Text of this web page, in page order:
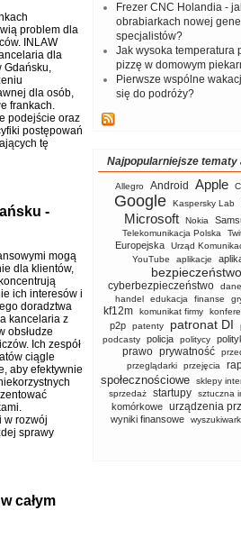
problem dla
INLAW
dla
Gdańsku,
dla osób,
frankach.
podejście oraz
postępowań
tę
-
mogą
dla klientów,
ich interesów i
doradztwa
kancelaria z
obsłudze
Ich zespół
ciągle
aby efektywnie
w rozwój
sprawy
całym
Frezer CNC Holandia -
obrabiarkach nowej
specjalistów?
Jak wysoka temperatura
pizzę w domowym
Pierwsze wspólne
się do podróży?
Najpopularniejsze tematy
Allegro Android Apple
Google Kaspersky Lab
Microsoft Nokia
Telekomunikacja Polska
Europejska
Urząd
YouTube aplikacje
bezpieczeństwo
cyberbezpieczeństwo
handel
edukacja finanse
kf12m komunikat firmy
p2p patenty patronat DI
podcasty policja politycy
prawo prywatność
przeglądarki
przejęcia
społecznościowe
sklepy
sprzedaż
startupy sztuczna
komórkowe urządzenia
wyniki finansowe